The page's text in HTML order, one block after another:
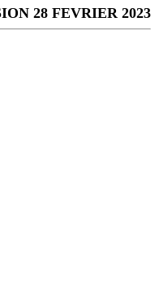
28 FEVRIER 2023